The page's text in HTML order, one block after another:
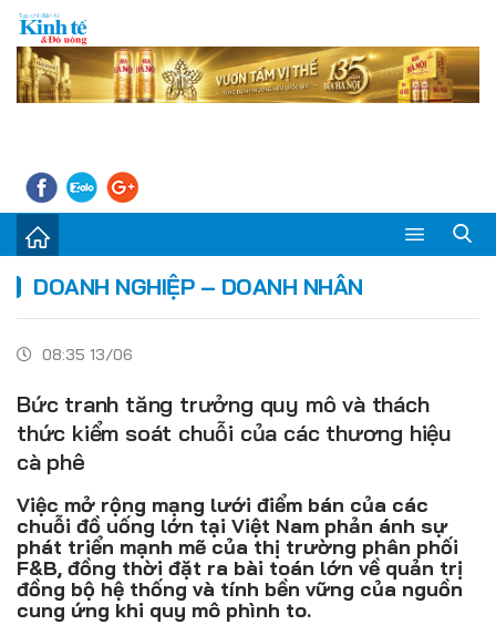
Kinh tế - Tiêu dùng
Đời sống
Thị trường
Doanh nghiệp – Doanh nhân
Đồ uống
Pháp luật
Khoa giáo
DOANH NGHIỆP – DOANH NHÂN
08:35 13/06
Bức tranh tăng trưởng quy mô và thách
thức kiểm soát chuỗi của các thương hiệu
cà phê
Việc mở rộng mạng lưới điểm bán của các
chuỗi đồ uống lớn tại Việt Nam phản ánh sự
phát triển mạnh mẽ của thị trường phân phối
F&B, đồng thời đặt ra bài toán lớn về quản trị
đồng bộ hệ thống và tính bền vững của nguồn
cung ứng khi quy mô phình to.